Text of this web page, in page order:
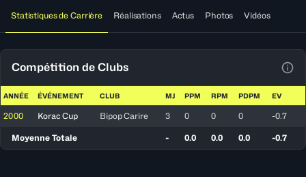
Statistiques de Carrière Réalisations Actus Photos Vidéos
Compétition de Clubs
ANNÉE ÉVÉNEMENT CLUB MJ PPM RPM PDPM EV
2000 Korac Cup Bipop Carire 3 0 0 0 -0.7
Moyenne Totale - 0.0 0.0 0.0 -0.7